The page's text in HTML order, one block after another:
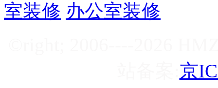
室装修 办公室装修
京